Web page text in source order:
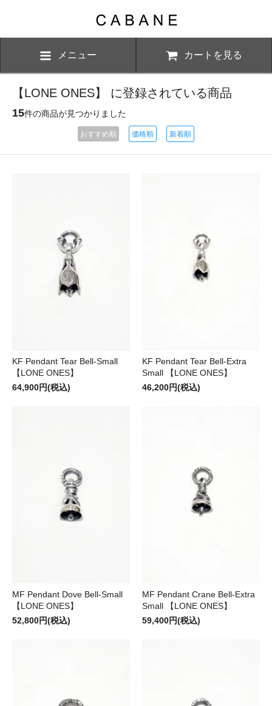
メニュー カートを見る
【LONE ONES】 に登録されている商品
15件の商品が見つかりました
おすすめ順 価格順 新着順
KF Pendant Tear Bell-Small
【LONE ONES】
64,900円(税込)
KF Pendant Tear Bell-Extra
Small 【LONE ONES】
46,200円(税込)
MF Pendant Dove Bell-Small
【LONE ONES】
52,800円(税込)
MF Pendant Crane Bell-Extra
Small 【LONE ONES】
59,400円(税込)